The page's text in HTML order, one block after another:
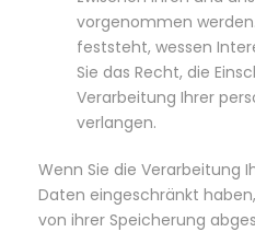
vorgenommen
feststeht, wessen
Sie das Recht, die
Verarbeitung Ihrer
verlangen.
Wenn Sie die Verarbeitung
Daten eingeschränkt
von ihrer Speicherung